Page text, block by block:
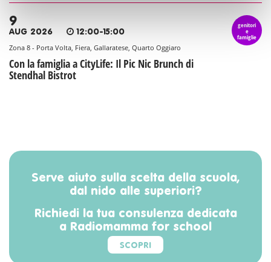
9
AUG 2026 12:00-15:00
Zona 8 - Porta Volta, Fiera, Gallaratese, Quarto Oggiaro
Con la famiglia a CityLife: Il Pic Nic Brunch di
Stendhal Bistrot
genitori
e
famiglie
Serve aiuto sulla scelta della scuola,
dal nido alle superiori?
Richiedi la tua consulenza dedicata
a Radiomamma for school
SCOPRI